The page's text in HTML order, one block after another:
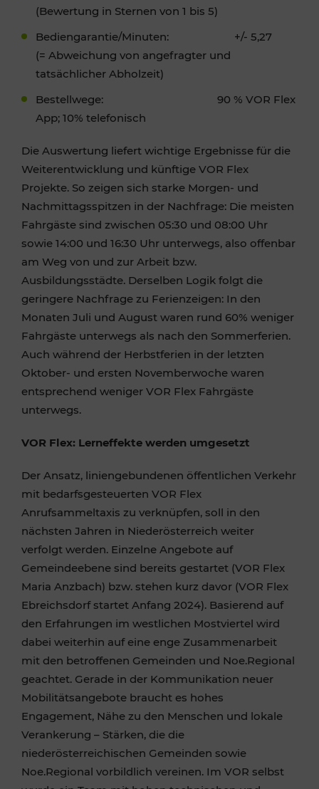
(Bewertung in Sternen von 1 bis 5)
Bediengarantie/Minuten: +/- 5,27
(= Abweichung von angefragter und
tatsächlicher Abholzeit)
Bestellwege: 90 % VOR Flex
App; 10% telefonisch
Die Auswertung liefert wichtige Ergebnisse für die
Weiterentwicklung und künftige VOR Flex
Projekte. So zeigen sich starke Morgen- und
Nachmittagsspitzen in der Nachfrage: Die meisten
Fahrgäste sind zwischen 05:30 und 08:00 Uhr
sowie 14:00 und 16:30 Uhr unterwegs, also offenbar
am Weg von und zur Arbeit bzw.
Ausbildungsstädte. Derselben Logik folgt die
geringere Nachfrage zu Ferienzeigen: In den
Monaten Juli und August waren rund 60% weniger
Fahrgäste unterwegs als nach den Sommerferien.
Auch während der Herbstferien in der letzten
Oktober- und ersten Novemberwoche waren
entsprechend weniger VOR Flex Fahrgäste
unterwegs.
VOR Flex: Lerneffekte werden umgesetzt
Der Ansatz, liniengebundenen öffentlichen Verkehr
mit bedarfsgesteuerten VOR Flex
Anrufsammeltaxis zu verknüpfen, soll in den
nächsten Jahren in Niederösterreich weiter
verfolgt werden. Einzelne Angebote auf
Gemeindeebene sind bereits gestartet (VOR Flex
Maria Anzbach) bzw. stehen kurz davor (VOR Flex
Ebreichsdorf startet Anfang 2024). Basierend auf
den Erfahrungen im westlichen Mostviertel wird
dabei weiterhin auf eine enge Zusammenarbeit
mit den betroffenen Gemeinden und Noe.Regional
geachtet. Gerade in der Kommunikation neuer
Mobilitätsangebote braucht es hohes
Engagement, Nähe zu den Menschen und lokale
Verankerung – Stärken, die die
niederösterreichischen Gemeinden sowie
Noe.Regional vorbildlich vereinen. Im VOR selbst